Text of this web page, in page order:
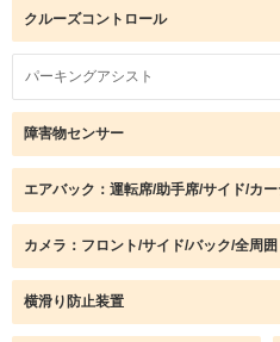
クルーズコントロール
パーキングアシスト
障害物センサー
エアバック：運転席/助手席/サイド/カ
カメラ：フロント/サイド/バック/全周囲
横滑り防止装置